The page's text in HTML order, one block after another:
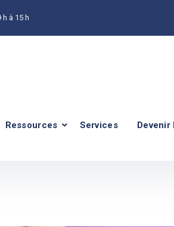
h à 15 h
Ressources Services Devenir